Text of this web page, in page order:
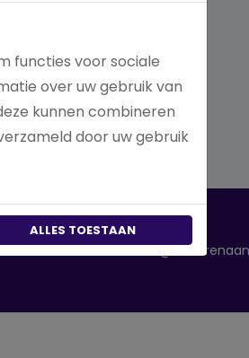
44
functies voor sociale
over uw gebruik van
kunnen combineren
door uw gebruik
ALLES TOESTAAN